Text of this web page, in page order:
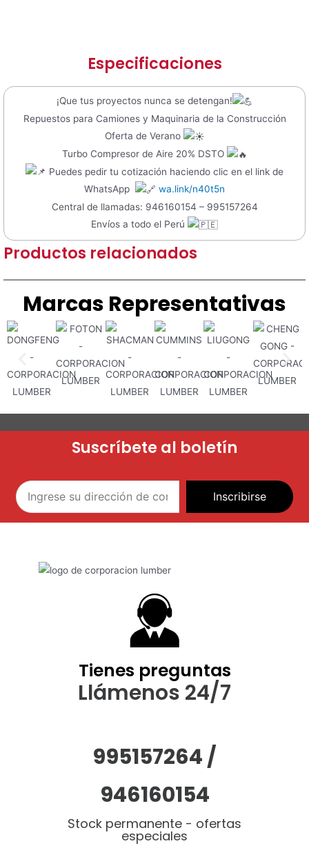
Especificaciones
¡Que tus proyectos nunca se detengan!
Repuestos para Camiones y Maquinaria de la Construcción
Oferta de Verano
Turbo Compresor de Aire 20% DSTO
Puedes pedir tu cotización haciendo clic en el link de
WhatsApp
wa.link/n40t5n
Central de llamadas: 946160154 – 995157264
Envíos a todo el Perú
Productos relacionados
Marcas Representativas
Suscríbete al boletín
Inscribirse
Tienes preguntas
Llámenos 24/7
995157264 /
946160154
Stock permanente - ofertas
especiales